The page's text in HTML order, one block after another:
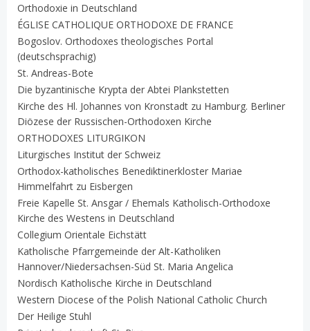
Orthodoxie in Deutschland
ÉGLISE CATHOLIQUE ORTHODOXE DE FRANCE
Bogoslov. Orthodoxes theologisches Portal
(deutschsprachig)
St. Andreas-Bote
Die byzantinische Krypta der Abtei Plankstetten
Kirche des Hl. Johannes von Kronstadt zu Hamburg. Berliner
Diözese der Russischen-Orthodoxen Kirche
ORTHODOXES LITURGIKON
Liturgisches Institut der Schweiz
Orthodox-katholisches Benediktinerkloster Mariae
Himmelfahrt zu Eisbergen
Freie Kapelle St. Ansgar / Ehemals Katholisch-Orthodoxe
Kirche des Westens in Deutschland
Collegium Orientale Eichstätt
Katholische Pfarrgemeinde der Alt-Katholiken
Hannover/Niedersachsen-Süd St. Maria Angelica
Nordisch Katholische Kirche in Deutschland
Western Diocese of the Polish National Catholic Church
Der Heilige Stuhl